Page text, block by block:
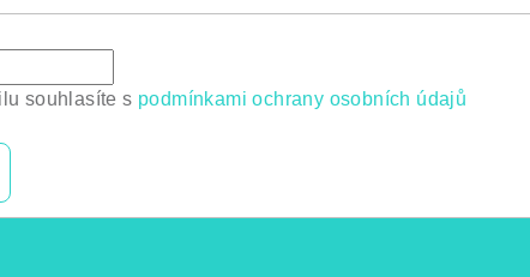
souhlasíte s podmínkami ochrany osobních údajů